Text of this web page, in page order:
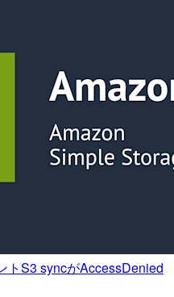
トS3 syncがAccessDenied